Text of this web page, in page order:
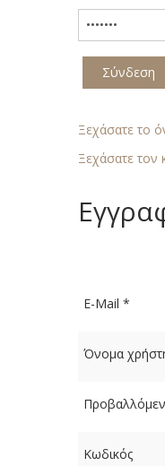
Ξεχάσατε το
Ξεχάσατε τον
E-Mail *
Όνομα
Κωδικός